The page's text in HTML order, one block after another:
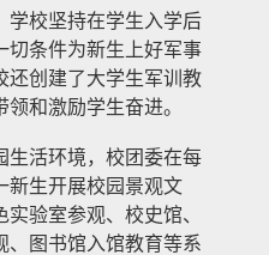
学校坚持在学生入学后
切条件为新生上好军事
还创建了大学生军训教
和激励学生奋进。
生活环境，校团委在每
新生开展校园景观文
验室参观、校史馆、
、图书馆入馆教育等系